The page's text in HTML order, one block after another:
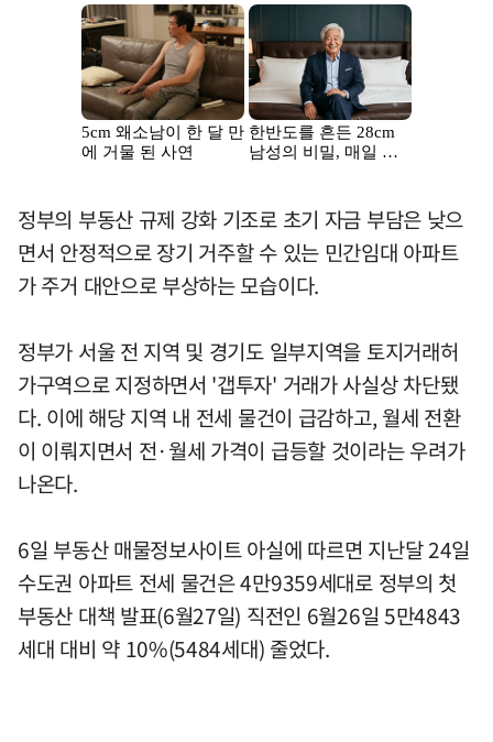
정부의 부동산 규제 강화 기조로 초기 자금 부담은 낮으
면서 안정적으로 장기 거주할 수 있는 민간임대 아파트
가 주거 대안으로 부상하는 모습이다.
정부가 서울 전 지역 및 경기도 일부지역을 토지거래허
가구역으로 지정하면서 '갭투자' 거래가 사실상 차단됐
다. 이에 해당 지역 내 전세 물건이 급감하고, 월세 전환
이 이뤄지면서 전·월세 가격이 급등할 것이라는 우려가
나온다.
6일 부동산 매물정보사이트 아실에 따르면 지난달 24일
수도권 아파트 전세 물건은 4만9359세대로 정부의 첫
부동산 대책 발표(6월27일) 직전인 6월26일 5만4843
세대 대비 약 10%(5484세대) 줄었다.